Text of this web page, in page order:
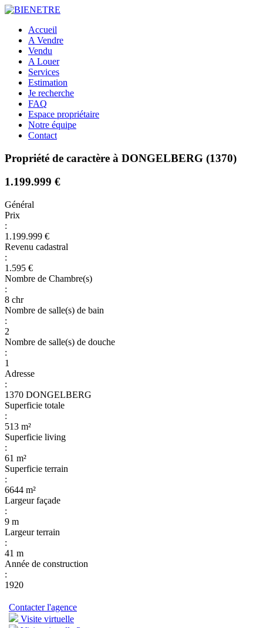
Accueil
A Vendre
Vendu
A Louer
Services
Estimation
Je recherche
FAQ
Espace propriétaire
Notre équipe
Contact
Propriété de caractère à DONGELBERG (1370)
1.199.999 €
Général
Prix
:
1.199.999 €
Revenu cadastral
:
1.595 €
Nombre de Chambre(s)
:
8 chr
Nombre de salle(s) de bain
:
2
Nombre de salle(s) de douche
:
1
Adresse
:
1370 DONGELBERG
Superficie totale
:
513 m²
Superficie living
:
61 m²
Superficie terrain
:
6644 m²
Largeur façade
:
9 m
Largeur terrain
:
41 m
Année de construction
:
1920
Contacter l'agence
Visite virtuelle